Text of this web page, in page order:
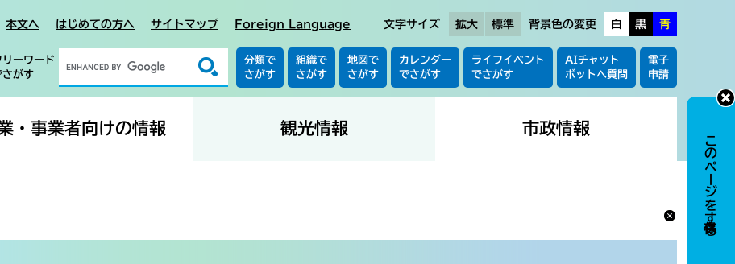
本文へ はじめての方へ サイトマップ Foreign Language 文字サイズ 拡大 標準 背景色の変更 白 黒 青
リーワード
さがす
分類で
さがす
組織で
さがす
地図で
さがす
カレンダー
でさがす
ライフイベント
でさがす
AIチャット
ボットへ質問
電子
申請
・事業者向けの情報 観光情報 市政情報
このページを保存する